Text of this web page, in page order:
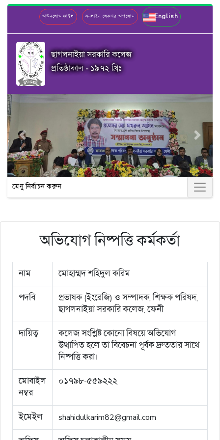
ডাউনলোড ফাইল অনলাইন লেকচার আপলোড English
ছাগলনাইয়া সরকারি কলেজ
প্রতিষ্ঠাকাল - ১৯৭২ খ্রিঃ
Previous Next
মেনু নির্বাচন করুন
অভিযোগ নিষ্পত্তি কর্মকর্তা
নাম মোহাম্মদ শহিদুল করিম
পদবি
প্রভাষক (ইংরেজি) ও সম্পাদক, শিক্ষক পরিষদ,
ছাগলনাইয়া সরকারি কলেজ, ফেনী
দায়িত্ব
কলেজ সংশ্লিষ্ট কোনো বিষয়ে অভিযোগ
উত্থাপিত হলে তা বিবেচনা পূর্বক দ্রুততার সাথে
নিষ্পত্তি করা।
মোবাইল
নম্বর
০১৭৯৮-৫৫৯২২২
ইমেইল shahidulkarim82@gmail.com